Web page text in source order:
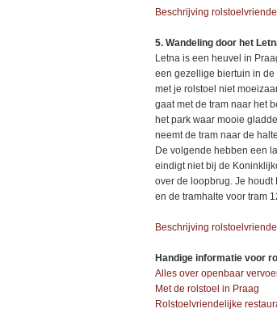
Beschrijving
5. Wandeling door het
Letna is een heuvel in
een gezellige biertuin in
met je rolstoel niet
gaat met de tram naar het
het park waar mooie
neemt de tram naar de
De volgende hebben een
eindigt niet bij de
over de loopbrug. Je houdt
en de tramhalte voor tram
Beschrijving
Handige informatie voor
Alles over openbaar
Met de rolstoel in Praag
Rolstoelvriendelijke